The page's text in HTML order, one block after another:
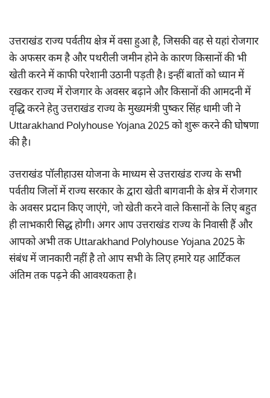
उत्तराखंड राज्य पर्वतीय क्षेत्र में वसा हुआ है, जिसकी वह से यहां रोजगार
के अफसर कम है और पथरीली जमीन होने के कारण किसानों की भी
खेती करने में काफी परेशानी उठानी पड़ती है। इन्हीं बातों को ध्यान में
रखकर राज्य में रोजगार के अवसर बढ़ाने और किसानों की आमदनी में
वृद्धि करने हेतु उत्तराखंड राज्य के मुख्यमंत्री पुष्कर सिंह धामी जी ने
Uttarakhand Polyhouse Yojana 2025 को शुरू करने की घोषणा
की है।
उत्तराखंड पॉलीहाउस योजना के माध्यम से उत्तराखंड राज्य के सभी
पर्वतीय जिलों में राज्य सरकार के द्वारा खेती बागवानी के क्षेत्र में रोजगार
के अवसर प्रदान किए जाएंगे, जो खेती करने वाले किसानों के लिए बहुत
ही लाभकारी सिद्ध होगी। अगर आप उत्तराखंड राज्य के निवासी हैं और
आपको अभी तक Uttarakhand Polyhouse Yojana 2025 के
संबंध में जानकारी नहीं है तो आप सभी के लिए हमारे यह आर्टिकल
अंतिम तक पढ़ने की आवश्यकता है।